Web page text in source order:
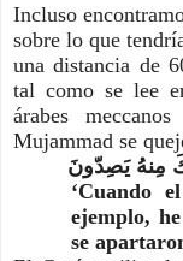
Incluso
sobre lo que
una distancia de
tal como se lee
árabes
Mujammad se
مِنهُ يَصِدّونَ
‘Cuando
ejemplo,